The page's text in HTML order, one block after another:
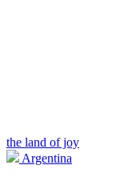
the land of joy
Argentina